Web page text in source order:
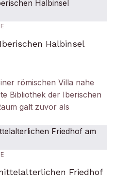
Halbinsel
römischen Villa nahe
Bibliothek der Iberischen
galt zuvor als
Friedhof